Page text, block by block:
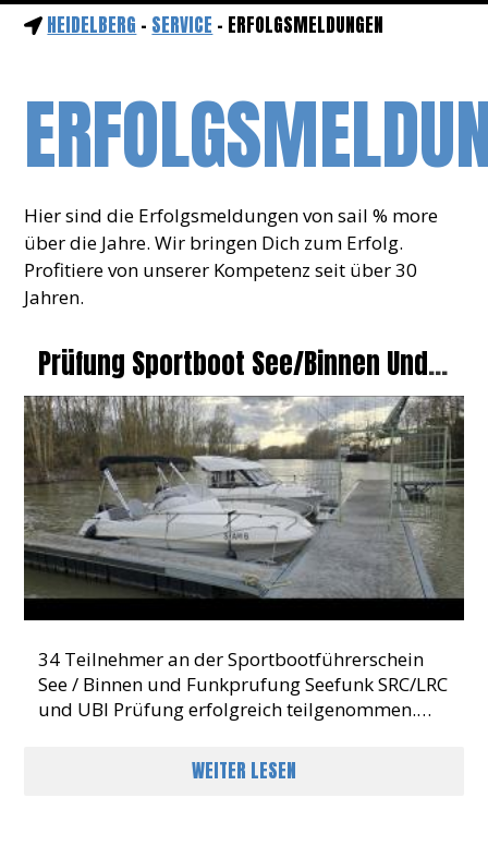
HEIDELBERG - SERVICE - ERFOLGSMELDUNGEN
Hier sind die Erfolgsmeldungen von sail % more
über die Jahre. Wir bringen Dich zum Erfolg.
Profitiere von unserer Kompetenz seit über 30
Jahren.
Prüfung Sportboot See/Binnen Und
Funk In Griesheim 2026
34 Teilnehmer an der Sportbootführerschein
See / Binnen und Funkprufung Seefunk SRC/LRC
und UBI Prüfung erfolgreich teilgenommen.
WEITER LESEN